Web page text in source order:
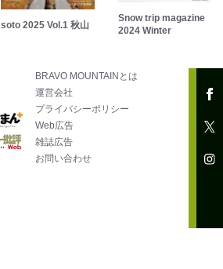
soto 2025 Vol.1 秋山
Snow trip magazine
2024 Winter
BRAVO MOUNTAINとは
運営会社
プライバシーポリシー
Web広告
雑誌広告
お問い合わせ